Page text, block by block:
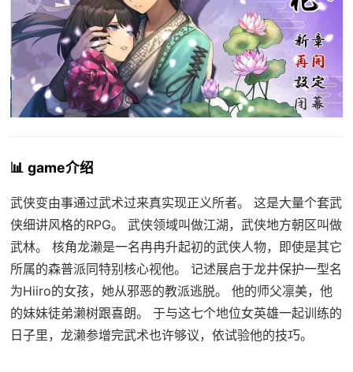
📊 game介绍
武侠变由事通过武术过来真实现正义所者。 这是大量个套武
侠细讲风格的RPG。 武侠领域叫做江湖，武侠地方朝区叫做
武林。 核角龙濑是一名冉冉升起初的武侠人物，即使是其它
所属的森普派同特别核心视他。 记述展启于龙井保护一型名
为Hiiro的女孩，她从邪恶的教派逃脱。 他的师父凛美，他
的妹妹徒弟濑树跟喜朗。 于与这七个地位女英雄一起训练的
日子里，龙濑参增完武术也许够议，依试验他的技巧。